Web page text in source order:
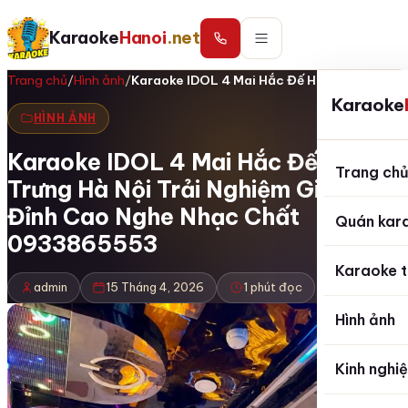
KaraokeHanoi.net
Karaoke
Trang chủ
Quán
Karaoke
Hình ảnh
Kinh
Trang chủ/Hình ảnh/Karaoke IDOL 4 Mai Hắc Đế Hai Bà Trưng…
HÌNH ẢNH
Karaoke IDOL 4 Mai Hắc Đế Hai Bà
Trưng Hà Nội Trải Nghiệm Giải Trí
Đỉnh Cao Nghe Nhạc Chất
0933865553
admin 15 Tháng 4, 2026 1 phút đọc